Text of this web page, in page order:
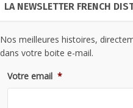
LA NEWSLETTER FRENCH
Nos meilleures histoires,
dans votre boite e-mail.
Votre email *